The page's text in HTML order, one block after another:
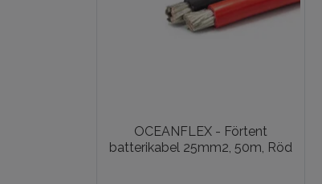
OCEANFLEX - Förtent
batterikabel 25mm2, 50m, Röd